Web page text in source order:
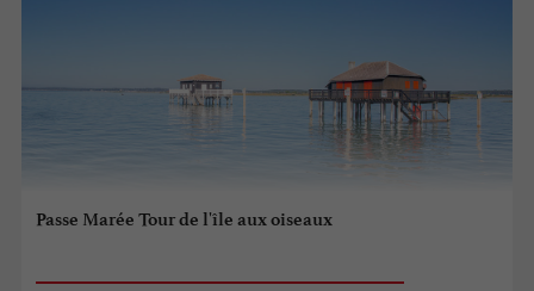
Passe Marée Tour de l'île aux oiseaux